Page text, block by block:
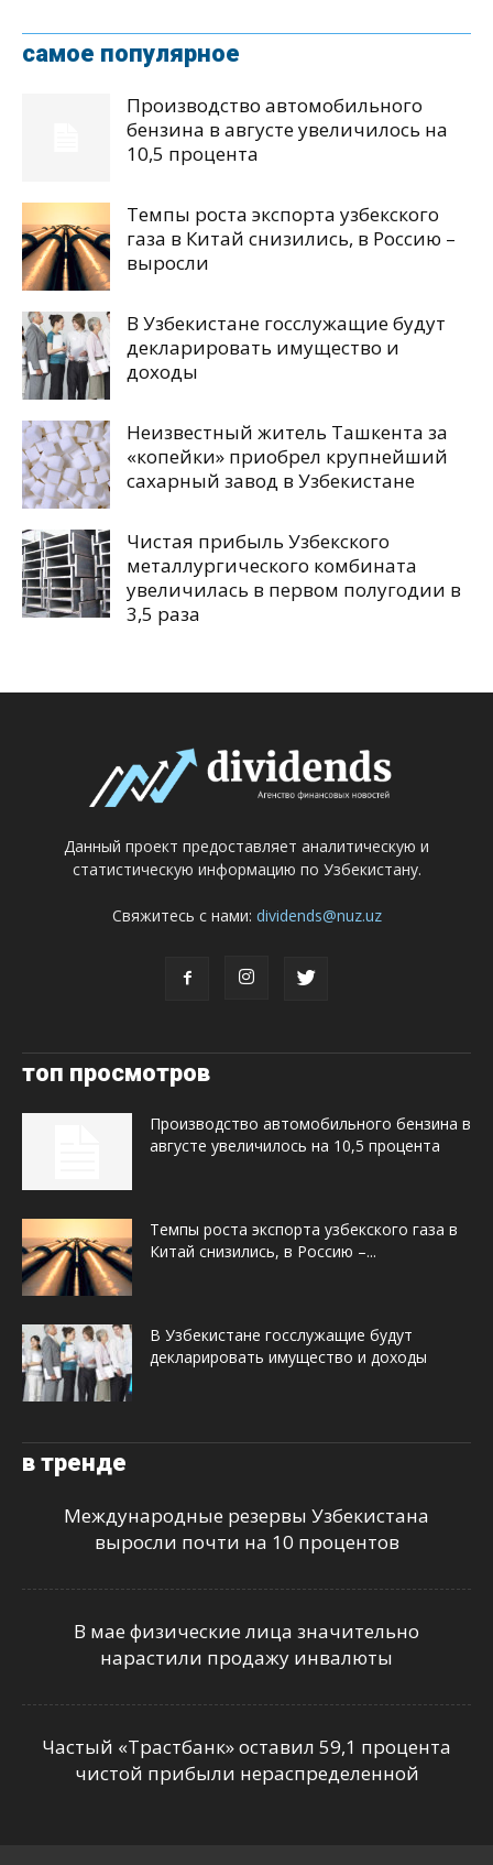
самое популярное
Производство автомобильного
бензина в августе увеличилось на
10,5 процента
Темпы роста экспорта узбекского
газа в Китай снизились, в Россию –
выросли
В Узбекистане госслужащие будут
декларировать имущество и
доходы
Неизвестный житель Ташкента за
«копейки» приобрел крупнейший
сахарный завод в Узбекистане
Чистая прибыль Узбекского
металлургического комбината
увеличилась в первом полугодии в
3,5 раза
Данный проект предоставляет аналитическую и
статистическую информацию по Узбекистану.
Свяжитесь с нами: dividends@nuz.uz
топ просмотров
Производство автомобильного бензина в
августе увеличилось на 10,5 процента
Темпы роста экспорта узбекского газа в
Китай снизились, в Россию –...
В Узбекистане госслужащие будут
декларировать имущество и доходы
в тренде
Международные резервы Узбекистана
выросли почти на 10 процентов
В мае физические лица значительно
нарастили продажу инвалюты
Частый «Трастбанк» оставил 59,1 процента
чистой прибыли нераспределенной